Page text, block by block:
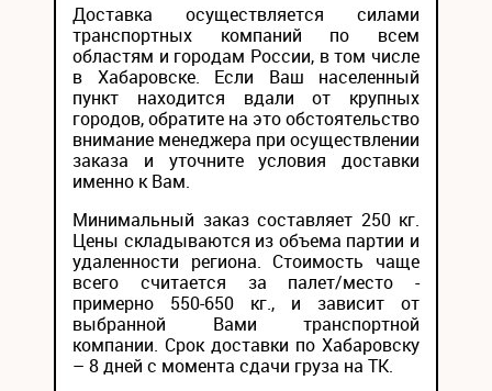
Доставка осуществляется силами
транспортных компаний по всем
областям и городам России, в том числе
в Хабаровске. Если Ваш населенный
пункт находится вдали от крупных
городов, обратите на это обстоятельство
внимание менеджера при осуществлении
заказа и уточните условия доставки
именно к Вам.
Минимальный заказ составляет 250 кг.
Цены складываются из объема партии и
удаленности региона. Стоимость чаще
всего считается за палет/место -
примерно 550-650 кг., и зависит от
выбранной Вами транспортной
компании. Срок доставки по Хабаровску
– 8 дней с момента сдачи груза на ТК.